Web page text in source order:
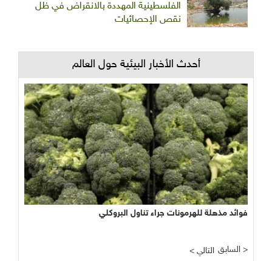
الفلسطينية المهددة بالانقراض في ظل
نقص الإحصائيات
أحدث الأخبار البيئية حول العالم
فوائد مذهلة للهرمونات جراء تناول البروكلي
< التالي السابق >